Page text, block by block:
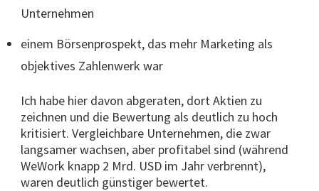
Unternehmen
einem Börsenprospekt, das mehr Marketing als
objektives Zahlenwerk war
Ich habe hier davon abgeraten, dort Aktien zu
zeichnen und die Bewertung als deutlich zu hoch
kritisiert. Vergleichbare Unternehmen, die zwar
langsamer wachsen, aber profitabel sind (während
WeWork knapp 2 Mrd. USD im Jahr verbrennt),
waren deutlich günstiger bewertet.